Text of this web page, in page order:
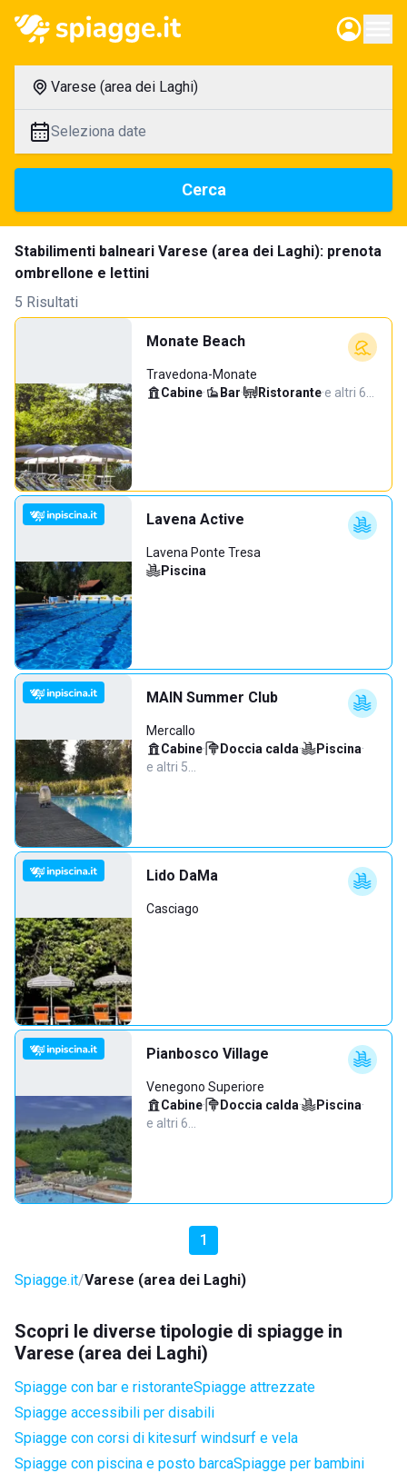
Varese (area dei Laghi)
Seleziona date
Cerca
Stabilimenti balneari Varese (area dei Laghi): prenota
ombrellone e lettini
5 Risultati
Monate Beach
Travedona-Monate
Cabine· Bar· Ristorante·e altri 6…
Lavena Active
Lavena Ponte Tresa
Piscina
MAIN Summer Club
Mercallo
Cabine· Doccia calda· Piscina·
e altri 5…
Lido DaMa
Casciago
Pianbosco Village
Venegono Superiore
Cabine· Doccia calda· Piscina·
e altri 6…
1
Spiagge.it Varese (area dei Laghi)
Scopri le diverse tipologie di spiagge in
Varese (area dei Laghi)
Spiagge con bar e ristoranteSpiagge attrezzate
Spiagge accessibili per disabili
Spiagge con corsi di kitesurf windsurf e vela
Spiagge con piscina e posto barcaSpiagge per bambini